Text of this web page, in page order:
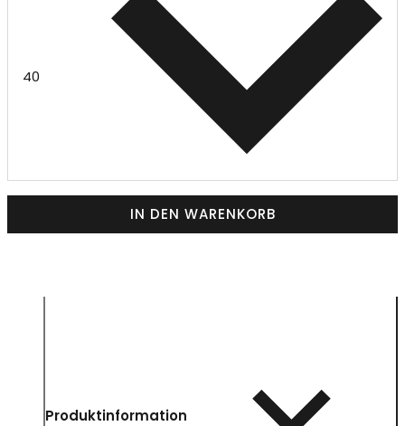
40
IN DEN WARENKORB
Produktinformation